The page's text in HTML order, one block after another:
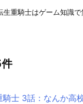
重騎士はゲーム知識
騎士 3話：なんか高